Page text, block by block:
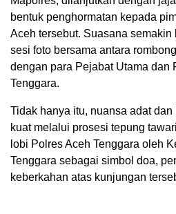
bentuk penghormatan kepada
Aceh tersebut. Suasana
sesi foto bersama antara
dengan para Pejabat Utama dan
Tenggara.
Tidak hanya itu, nuansa adat
kuat melalui prosesi tepung
lobi Polres Aceh Tenggara oleh
Tenggara sebagai simbol doa,
keberkahan atas kunjungan